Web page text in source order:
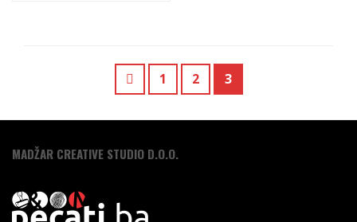
1 2 3
MADŽAR CREATIVE STUDIO D.O.O.